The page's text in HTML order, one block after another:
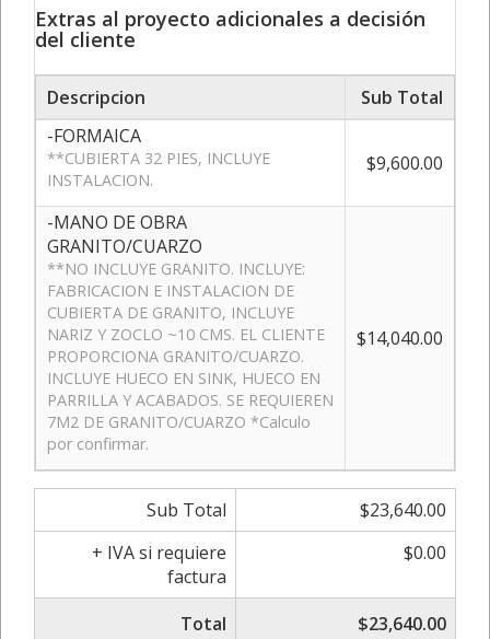
Extras al proyecto adicionales a decisión
del cliente
Descripcion
Sub Total
-FORMAICA
**CUBIERTA 32 PIES, INCLUYE
INSTALACION.
$9,600.00
-MANO DE OBRA
GRANITO/CUARZO
**NO INCLUYE GRANITO. INCLUYE:
FABRICACION E INSTALACION DE
CUBIERTA DE GRANITO, INCLUYE
NARIZ Y ZOCLO ~10 CMS. EL CLIENTE
PROPORCIONA GRANITO/CUARZO.
INCLUYE HUECO EN SINK, HUECO EN
PARRILLA Y ACABADOS. SE REQUIEREN
7M2 DE GRANITO/CUARZO *Calculo
por confirmar.
$14,040.00
Sub Total
$23,640.00
+ IVA si requiere
factura
$0.00
Total $23,640.00